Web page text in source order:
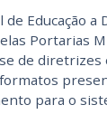
Educação a
Portarias
de diretrizes
para o